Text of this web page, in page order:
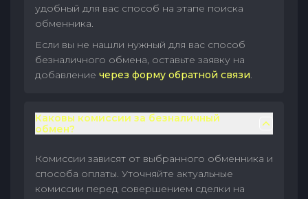
удобный для вас способ на этапе поиска
обменника.
Если вы не нашли нужный для вас способ
безналичного обмена, оставьте заявку на
добавление через форму обратной связи.
Каковы комиссии за безналичный
обмен?
Комиссии зависят от выбранного обменника и
способа оплаты. Уточняйте актуальные
комиссии перед совершением сделки на